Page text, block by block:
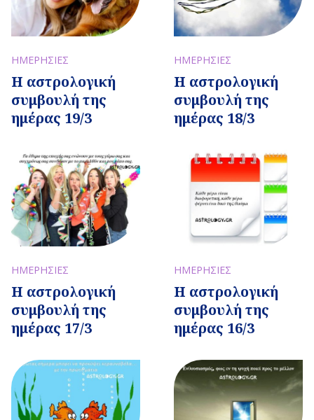
ΗΜΕΡΗΣΙΕΣ
Η αστρολογική
συμβουλή της
ημέρας 19/3
ΗΜΕΡΗΣΙΕΣ
Η αστρολογική
συμβουλή της
ημέρας 18/3
ΗΜΕΡΗΣΙΕΣ
Η αστρολογική
συμβουλή της
ημέρας 17/3
ΗΜΕΡΗΣΙΕΣ
Η αστρολογική
συμβουλή της
ημέρας 16/3